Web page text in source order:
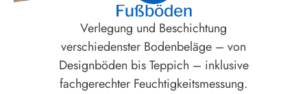
Fußböden
Verlegung und Beschichtung
verschiedenster Bodenbeläge – von
Designböden bis Teppich – inklusive
fachgerechter Feuchtigkeitsmessung.